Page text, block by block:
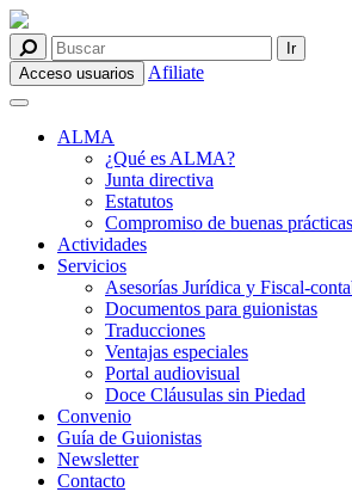
Acceso usuarios Afiliate
ALMA
¿Qué es ALMA?
Junta directiva
Estatutos
Compromiso de buenas prácticas
Actividades
Servicios
Asesorías Jurídica y Fiscal-
Documentos para guionistas
Traducciones
Ventajas especiales
Portal audiovisual
Doce Cláusulas sin Piedad
Convenio
Guía de Guionistas
Newsletter
Contacto